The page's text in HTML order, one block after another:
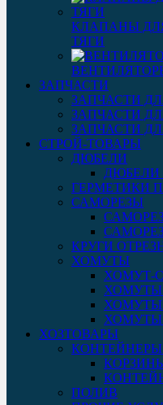
КЛАПАНЫ
ТЯГИ
ЗАПЧАСТИ
ЗАПЧАСТИ
ЗАПЧАСТИ
ЗАПЧАСТИ
СТРОЙ-ТОВАРЫ
ДЮБЕЛИ
ДЮБЕЛИ
ГЕРМЕТИКИ
САМОРЕЗЫ
КРУГИ
ХОМУТЫ
ХОМУТ-
ХОМУТЫ
ХОЗТОВАРЫ
ПОЛИВ